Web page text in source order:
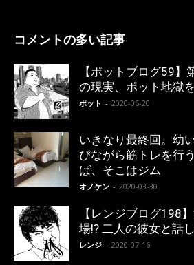
コメントの多い記事
【ポットブログ59
の現実、ポット地獄を
ポット - 2020-06-20
いきなり最終回。幼
びながら筋トレを行
ば、そこはジム
オノケン - 2020-03-30
【レンジブログ198
場!? 二人の彼女と話
レンジ - 2020-07-16